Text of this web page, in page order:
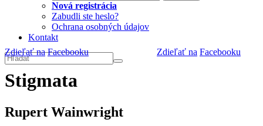
Nová registrácia
Zabudli ste heslo?
Ochrana osobných údajov
Kontakt
Zdieľať na Facebooku
Zdieľať na Facebooku
Stigmata
Rupert Wainwright